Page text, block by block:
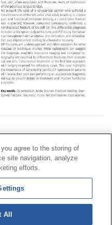
Zona Privada Comisión de
Zona Privada Proveedor
del sitio | Aviso legal
Datos
agree to the storing of
site navigation, analyze
efforts.
All